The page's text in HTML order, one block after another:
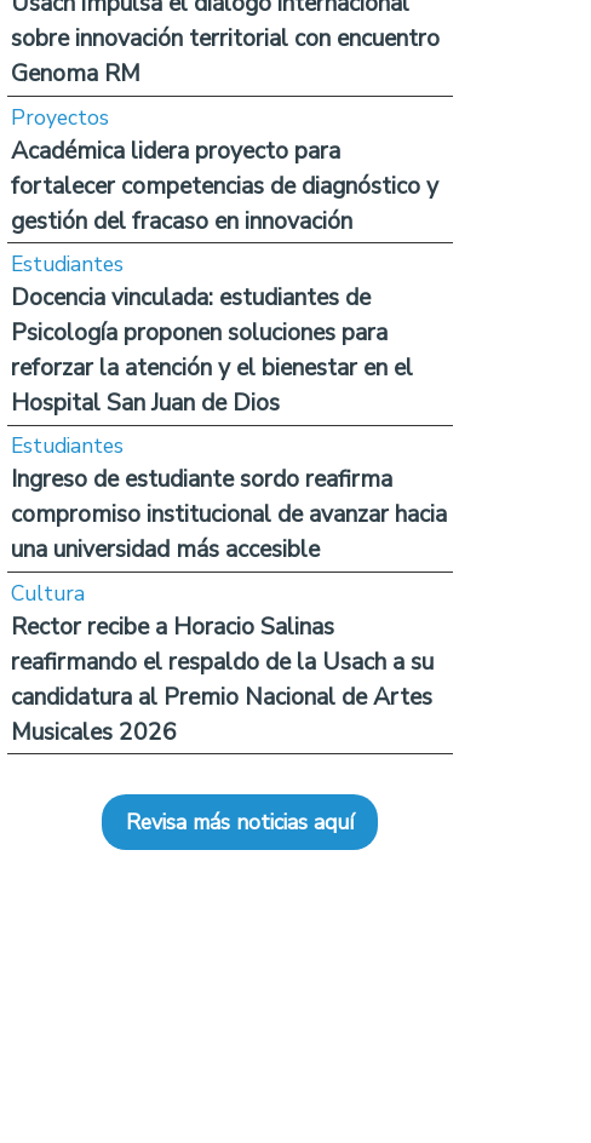
sobre innovación territorial con encuentro
Genoma RM
Proyectos
Académica lidera proyecto para
fortalecer competencias de diagnóstico y
gestión del fracaso en innovación
Estudiantes
Docencia vinculada: estudiantes de
Psicología proponen soluciones para
reforzar la atención y el bienestar en el
Hospital San Juan de Dios
Estudiantes
Ingreso de estudiante sordo reafirma
compromiso institucional de avanzar hacia
una universidad más accesible
Cultura
Rector recibe a Horacio Salinas
reafirmando el respaldo de la Usach a su
candidatura al Premio Nacional de Artes
Musicales 2026
Revisa más noticias aquí